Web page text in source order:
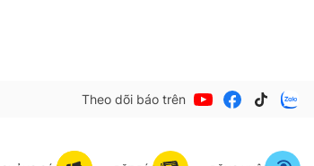
Theo dõi báo trên